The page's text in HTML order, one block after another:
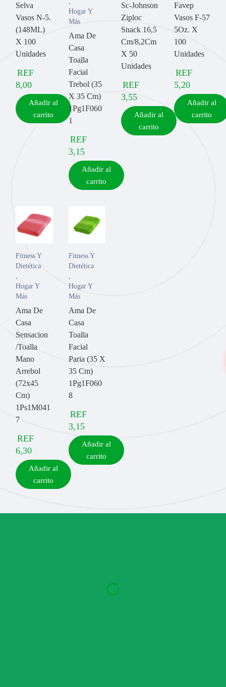
Selva
Vasos N-5.
(148ML)
X 100
Unidades
REF
8,00
Añadir al
carrito
Hogar Y
Más
Ama De
Casa
Toalla
Facial
Trebol (35
X 35 Cm)
1Pg1F060
1
REF
3,15
Añadir al
carrito
Sc-Johnson
Ziploc
Snack 16,5
Cm/8,2Cm
X 50
Unidades
REF
3,55
Añadir al
carrito
Favep
Vasos F-57
5Oz. X
100
Unidades
REF
5,20
Añadir al
carrito
Fitness Y
Dietética
,
Hogar Y
Más
Ama De
Casa
Sensacion
/Toalla
Mano
Arrebol
(72x45
Cm)
1Ps1M041
7
REF
6,30
Añadir al
carrito
Fitness Y
Dietética
,
Hogar Y
Más
Ama De
Casa
Toalla
Facial
Paria (35 X
35 Cm)
1Pg1F060
8
REF
3,15
Añadir al
carrito